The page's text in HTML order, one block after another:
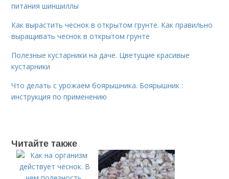
питания шиншиллы
Как вырастить чеснок в открытом грунте. Как правильно
выращивать чеснок в открытом грунте
Полезные кустарники на даче. Цветущие красивые
кустарники
Что делать с урожаем боярышника. Боярышник :
инструкция по применению
Читайте также